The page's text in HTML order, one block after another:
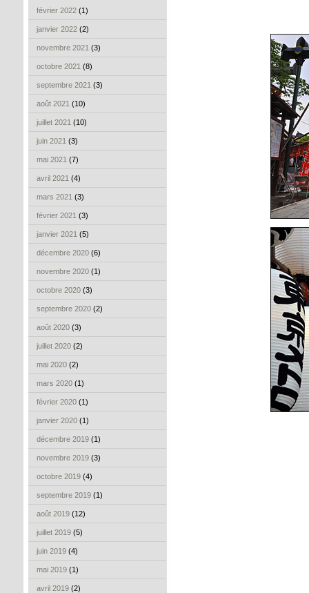
février 2022 (1)
janvier 2022 (2)
novembre 2021 (3)
octobre 2021 (8)
septembre 2021 (3)
août 2021 (10)
juillet 2021 (10)
juin 2021 (3)
mai 2021 (7)
avril 2021 (4)
mars 2021 (3)
février 2021 (3)
janvier 2021 (5)
décembre 2020 (6)
novembre 2020 (1)
octobre 2020 (3)
septembre 2020 (2)
août 2020 (3)
juillet 2020 (2)
mai 2020 (2)
mars 2020 (1)
février 2020 (1)
janvier 2020 (1)
décembre 2019 (1)
novembre 2019 (3)
octobre 2019 (4)
septembre 2019 (1)
août 2019 (12)
juillet 2019 (5)
juin 2019 (4)
mai 2019 (1)
avril 2019 (2)